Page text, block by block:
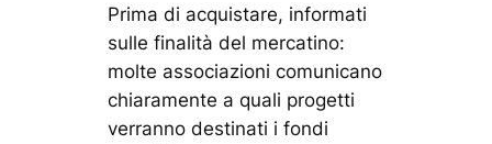
Prima di acquistare, informati
sulle finalità del mercatino:
molte associazioni comunicano
chiaramente a quali progetti
verranno destinati i fondi